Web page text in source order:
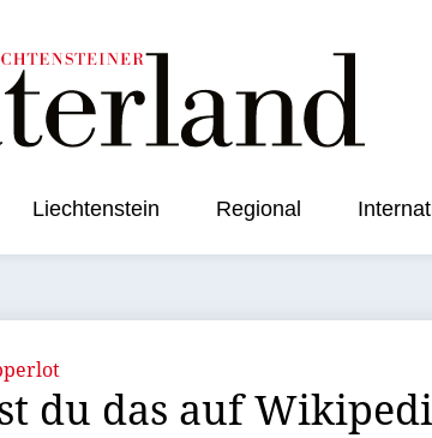
Liechtenstein Regional
du das auf